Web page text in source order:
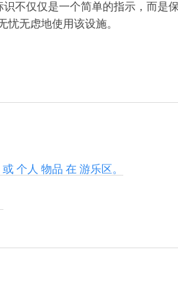
不仅仅是一个简单的指示，而是
忧无虑地使用该设施。
个人 物品 在 游乐区。